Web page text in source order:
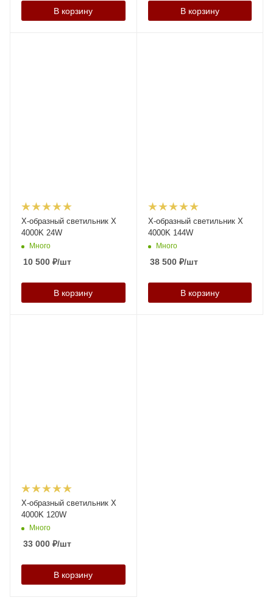
В корзину В корзину
X-образный светильник X
4000K 24W
Много
10 500 ₽/шт
В корзину
X-образный светильник X
4000K 144W
Много
38 500₽/шт
В корзину
X-образный светильник X
4000K 120W
Много
33 000 ₽/шт
В корзину